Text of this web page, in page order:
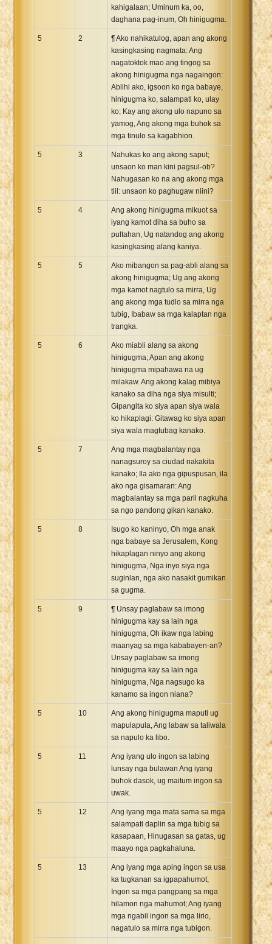
kahigalaan; Uminum ka, oo,
daghana pag-inum, Oh hinigugma.
5 2
¶ Ako nahikatulog, apan ang akong
kasingkasing nagmata: Ang
nagatoktok mao ang tingog sa
akong hinigugma nga nagaingon:
Ablihi ako, igsoon ko nga babaye,
hinigugma ko, salampati ko, ulay
ko; Kay ang akong ulo napuno sa
yamog, Ang akong mga buhok sa
mga tinulo sa kagabhion.
5 3
Nahukas ko ang akong saput;
unsaon ko man kini pagsul-ob?
Nahugasan ko na ang akong mga
tiil: unsaon ko paghugaw niini?
5 4
Ang akong hinigugma mikuot sa
iyang kamot diha sa buho sa
pultahan, Ug natandog ang akong
kasingkasing alang kaniya.
5 5
Ako mibangon sa pag-abli alang sa
akong hinigugma; Ug ang akong
mga kamot nagtulo sa mirra, Ug
ang akong mga tudlo sa mirra nga
tubig, Ibabaw sa mga kalaptan nga
trangka.
5 6
Ako miabli alang sa akong
hinigugma; Apan ang akong
hinigugma mipahawa na ug
milakaw. Ang akong kalag mibiya
kanako sa diha nga siya misulti;
Gipangita ko siya apan siya wala
ko hikaplagi: Gitawag ko siya apan
siya wala magtubag kanako.
5 7
Ang mga magbalantay nga
nanagsuroy sa ciudad nakakita
kanako; Ila ako nga gipuspusan, ila
ako nga gisamaran: Ang
magbalantay sa mga paril nagkuha
sa ngo pandong gikan kanako.
5 8
Isugo ko kaninyo, Oh mga anak
nga babaye sa Jerusalem, Kong
hikaplagan ninyo ang akong
hinigugma, Nga inyo siya nga
suginlan, nga ako nasakit gumikan
sa gugma.
5 9
¶ Unsay paglabaw sa imong
hinigugma kay sa lain nga
hinigugma, Oh ikaw nga labing
maanyag sa mga kababayen-an?
Unsay paglabaw sa imong
hinigugma kay sa lain nga
hinigugma, Nga nagsugo ka
kanamo sa ingon niana?
5 10
Ang akong hinigugma maputi ug
mapulapula, Ang labaw sa taliwala
sa napulo ka libo.
5 11
Ang iyang ulo ingon sa labing
lunsay nga bulawan Ang iyang
buhok dasok, ug maitum ingon sa
uwak.
5 12
Ang iyang mga mata sama sa mga
salampati daplin sa mga tubig sa
kasapaan, Hinugasan sa gatas, ug
maayo nga pagkahaluna.
5 13
Ang iyang mga aping ingon sa usa
ka tugkanan sa igpapahumot,
Ingon sa mga pangpang sa mga
hilamon nga mahumot; Ang iyang
mga ngabil ingon sa mga lirio,
nagatulo sa mirra nga tubigon.